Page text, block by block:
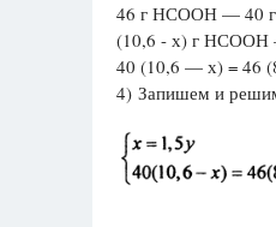
46 г НСООН — 40
(10,6 - х) г НСООН
40 (10,6 — х) = 46
4) Запишем и